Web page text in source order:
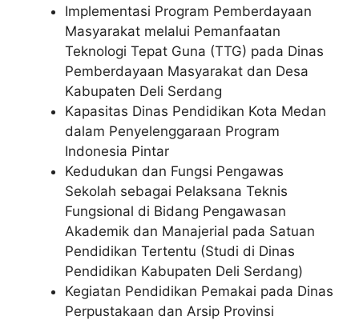
Implementasi Program Pemberdayaan
Masyarakat melalui Pemanfaatan
Teknologi Tepat Guna (TTG) pada Dinas
Pemberdayaan Masyarakat dan Desa
Kabupaten Deli Serdang
Kapasitas Dinas Pendidikan Kota Medan
dalam Penyelenggaraan Program
Indonesia Pintar
Kedudukan dan Fungsi Pengawas
Sekolah sebagai Pelaksana Teknis
Fungsional di Bidang Pengawasan
Akademik dan Manajerial pada Satuan
Pendidikan Tertentu (Studi di Dinas
Pendidikan Kabupaten Deli Serdang)
Kegiatan Pendidikan Pemakai pada Dinas
Perpustakaan dan Arsip Provinsi